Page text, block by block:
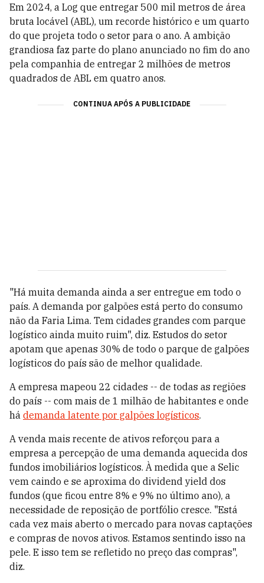
Em 2024, a Log que entregar 500 mil metros de área
bruta locável (ABL), um recorde histórico e um quarto
do que projeta todo o setor para o ano. A ambição
grandiosa faz parte do plano anunciado no fim do ano
pela companhia de entregar 2 milhões de metros
quadrados de ABL em quatro anos.
CONTINUA APÓS A PUBLICIDADE
"Há muita demanda ainda a ser entregue em todo o
país. A demanda por galpões está perto do consumo
não da Faria Lima. Tem cidades grandes com parque
logístico ainda muito ruim", diz. Estudos do setor
apotam que apenas 30% de todo o parque de galpões
logísticos do país são de melhor qualidade.
A empresa mapeou 22 cidades -- de todas as regiões
do país -- com mais de 1 milhão de habitantes e onde
há demanda latente por galpões logísticos.
A venda mais recente de ativos reforçou para a
empresa a percepção de uma demanda aquecida dos
fundos imobiliários logísticos. À medida que a Selic
vem caindo e se aproxima do dividend yield dos
fundos (que ficou entre 8% e 9% no último ano), a
necessidade de reposição de portfólio cresce. "Está
cada vez mais aberto o mercado para novas captações
e compras de novos ativos. Estamos sentindo isso na
pele. E isso tem se refletido no preço das compras",
diz.